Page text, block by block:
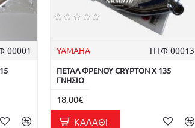
00001 YAMAHA ΠΤΦ-00013
ΠΕΤΑΛ ΦΡΕΝΟΥ CRYPTON X 135
ΓΝΗΣΙΟ
18,00€
ΚΑΛΆΘΙ